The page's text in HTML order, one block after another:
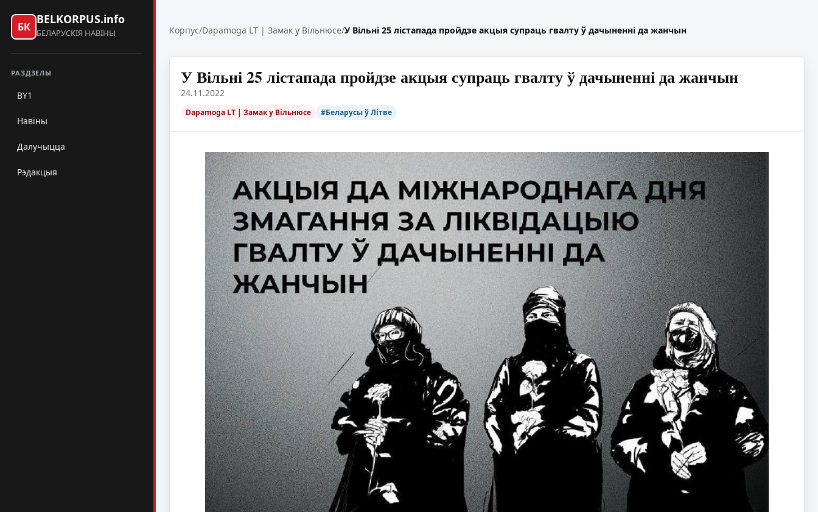
БК
BELKORPUS.info
БЕЛАРУСКІЯ НАВІНЫ
РАЗДЗЕЛЫ
BY1
Навіны
Далучыцца
Рэдакцыя
Корпус/Dapamoga LT | Замак у Вільнюсе/У Вільні 25 лістапада пройдзе акцыя супраць гвалту ў дачыненні да жанчын
У Вільні 25 лістапада пройдзе акцыя супраць гвалту ў дачыненні да жанчын
24.11.2022
Dapamoga LT | Замак у Вільнюсе #Беларусы ў Літве